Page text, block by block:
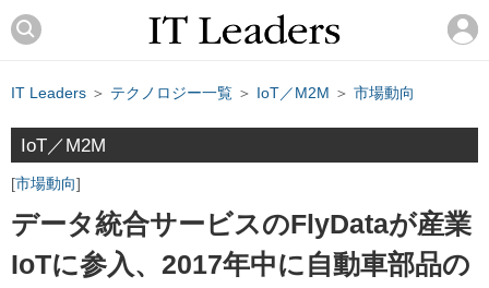
IT Leaders ＞ テクノロジー一覧 ＞ IoT／M2M ＞ 市場動向
IoT／M2M
市場動向
データ統合サービスのFlyDataが産業
IoTに参入、2017年中に自動車部品の